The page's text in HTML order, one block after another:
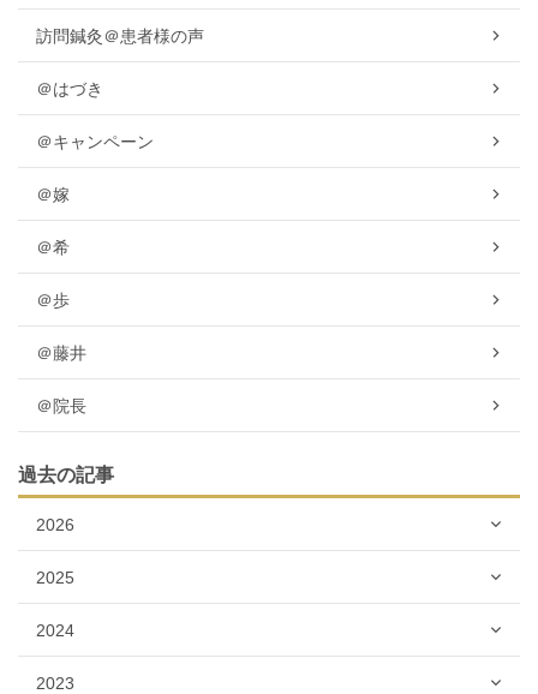
訪問鍼灸＠患者様の声
＠はづき
＠キャンペーン
＠嫁
＠希
＠歩
＠藤井
＠院長
過去の記事
2026
2025
2024
2023